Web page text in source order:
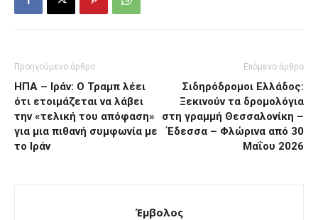
Προηγούμενο άρθρο
ΗΠΑ – Ιράν: Ο Τραμπ λέει
ότι ετοιμάζεται να λάβει
την «τελική του απόφαση»
για μια πιθανή συμφωνία με
το Ιράν
Επόμενο άρθρο
Σιδηρόδρομοι Ελλάδος:
Ξεκινούν τα δρομολόγια
στη γραμμή Θεσσαλονίκη –
Έδεσσα – Φλώρινα από 30
Μαΐου 2026
Έμβολος